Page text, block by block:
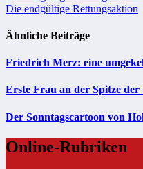
Die endgültige Rettungsaktion
Ähnliche Beiträge
Friedrich Merz: eine
Erste Frau an der Spitze der
Der Sonntagscartoon von
Online-Rubriken